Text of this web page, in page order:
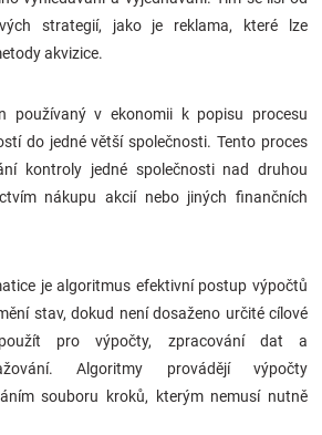
strategií, jako je reklama, které lze
akvizice.
používaný v ekonomii k popisu procesu
do jedné větší společnosti. Tento proces
kontroly jedné společnosti nad druhou
nákupu akcií nebo jiných finančních
je algoritmus efektivní postup výpočtů
stav, dokud není dosaženo určité cílové
pro výpočty, zpracování dat a
Algoritmy provádějí výpočty
souboru kroků, kterým nemusí nutně